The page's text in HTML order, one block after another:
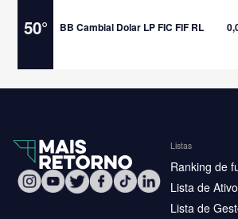
50° BB Cambial Dolar LP FIC FIF RL
Listas
Ranking de
Lista de
Lista de